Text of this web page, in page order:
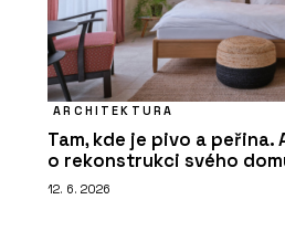
ARCHITEKTURA
Tam, kde je pivo a
o rekonstrukci svého
12. 6. 2026